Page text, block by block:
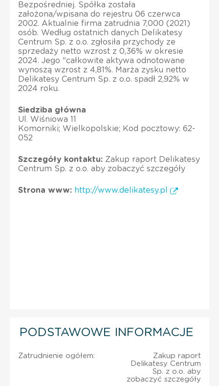
Bezpośredniej. Spółka została
założona/wpisana do rejestru 06 czerwca
2002. Aktualnie firma zatrudnia 7,000 (2021)
osób. Według ostatnich danych Delikatesy
Centrum Sp. z o.o. zgłosiła przychody ze
sprzedaży netto wzrost z 0,36% w okresie
2024. Jego "całkowite aktywa odnotowane
wynoszą wzrost z 4,81%. Marża zysku netto
Delikatesy Centrum Sp. z o.o. spadł 2,92% w
2024 roku.
Siedziba główna
Ul. Wiśniowa 11
Komorniki; Wielkopolskie; Kod pocztowy: 62-
052
Szczegóły kontaktu: Zakup raport Delikatesy
Centrum Sp. z o.o. aby zobaczyć szczegóły
Strona www: http://www.delikatesy.pl
PODSTAWOWE INFORMACJE
Zatrudnienie ogółem:
Zakup raport
Delikatesy Centrum
Sp. z o.o. aby
zobaczyć szczegóły